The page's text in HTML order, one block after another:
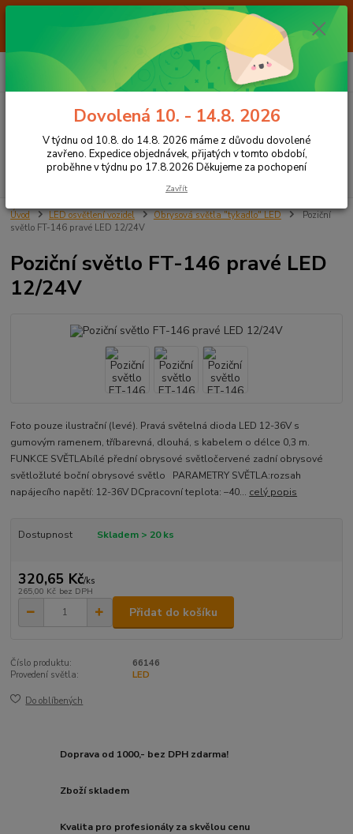
Od 7.8. do 14.8. 2026 máme z důvodu dovolené ZAVŘENO. Expedice
objednávek, přijatých v tomto období, proběhne v týdnu po 17.8.2026
Děkujeme za pochopení
CZK
Hledat
+420 605 283 713
za0,00 Kč
Úvod LED osvětlení vozidel Obrysová světla "tykadlo" LED
Poziční
světlo FT-146 pravé LED 12/24V
Poziční světlo FT-146 pravé LED
12/24V
Foto pouze ilustrační (levé). Pravá světelná dioda LED 12-36V s
gumovým ramenem, tříbarevná, dlouhá, s kabelem o délce 0,3 m.
FUNKCE SVĚTLAbílé přední obrysové světločervené zadní obrysové
světložluté boční obrysové světlo PARAMETRY SVĚTLA:rozsah
napájecího napětí: 12-36V DCpracovní teplota: –40... celý popis
Dostupnost Skladem > 20 ks
320,65 Kč/ks
265,00 Kč bez DPH
Přidat do košíku
Číslo produktu:
66146
Provedení světla:
LED
Do oblíbených
Doprava od 1000,- bez DPH zdarma!
Zboží skladem
Kvalita pro profesionály za skvělou cenu
Dovolená 10. - 14.8. 2026
V týdnu od 10.8. do 14.8. 2026 máme z důvodu dovolené
zavřeno. Expedice objednávek, přijatých v tomto období,
proběhne v týdnu po 17.8.2026 Děkujeme za pochopení
Zavřít